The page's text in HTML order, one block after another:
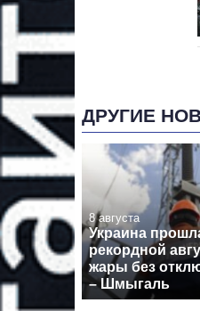
ДРУГИЕ
8 августа
Украина
рекордной
жары без
– Шмыгаль